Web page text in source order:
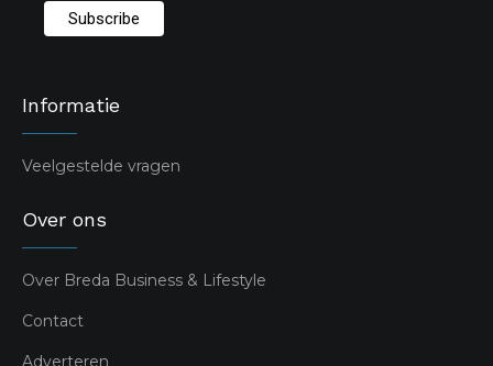
Informatie
Veelgestelde vragen
Over ons
Over Breda Business & Lifestyle
Contact